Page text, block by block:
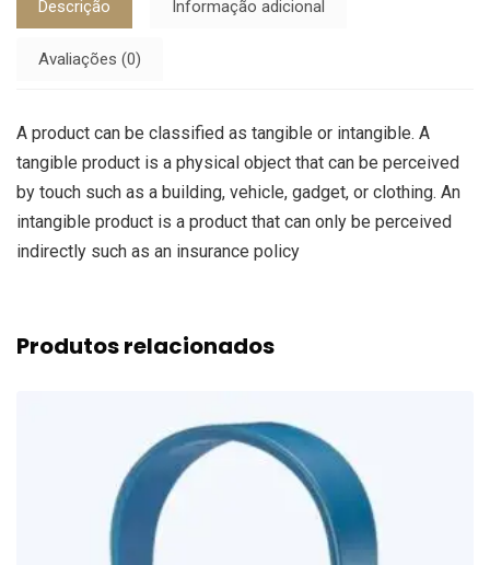
Descrição Informação adicional
Avaliações (0)
A product can be classified as tangible or intangible. A
tangible product is a physical object that can be perceived
by touch such as a building, vehicle, gadget, or clothing. An
intangible product is a product that can only be perceived
indirectly such as an insurance policy
Produtos relacionados